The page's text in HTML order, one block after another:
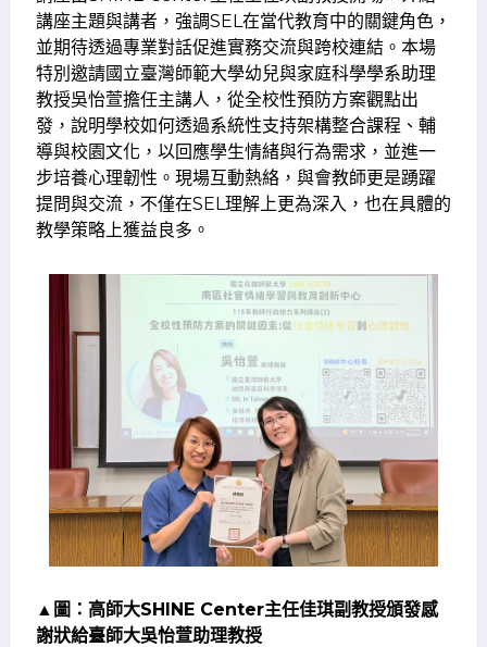
講座主題與講者，強調SEL在當代教育中的關鍵角色，
並期待透過專業對話促進實務交流與跨校連結。本場
特別邀請國立臺灣師範大學幼兒與家庭科學學系助理
教授吳怡萱擔任主講人，從全校性預防方案觀點出
發，說明學校如何透過系統性支持架構整合課程、輔
導與校園文化，以回應學生情緒與行為需求，並進一
步培養心理韌性。現場互動熱絡，與會教師更是踴躍
提問與交流，不僅在SEL理解上更為深入，也在具體的
教學策略上獲益良多。
▲圖：高師大SHINE Center主任佳琪副教授頒發感
謝狀給臺師大吳怡萱助理教授